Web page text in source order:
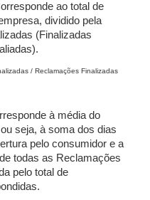
ao total de
dividido pela
(Finalizadas
/ Reclamações Finalizadas
à média do
seja, à soma dos dias
pelo consumidor e a
todas as Reclamações
pelo total de